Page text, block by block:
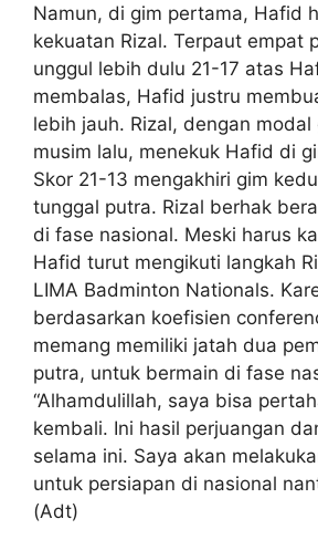
Namun, di gim pertama, Hafid
kekuatan Rizal. Terpaut empat
unggul lebih dulu 21-17 atas
membalas, Hafid justru
lebih jauh. Rizal, dengan modal
musim lalu, menekuk Hafid di
Skor 21-13 mengakhiri gim
tunggal putra. Rizal berhak
di fase nasional. Meski harus
Hafid turut mengikuti langkah
LIMA Badminton Nationals.
berdasarkan koefisien
memang memiliki jatah dua
putra, untuk bermain di fase
“Alhamdulillah, saya bisa
kembali. Ini hasil perjuangan
selama ini. Saya akan
untuk persiapan di nasional
(Adt)